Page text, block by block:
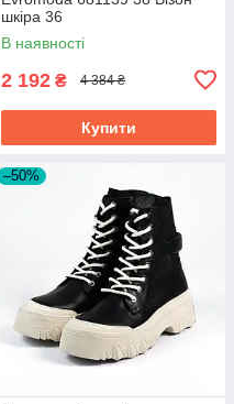
шкіра 36
В наявності
2 192 ₴ 4 384 ₴
Купити
–50%